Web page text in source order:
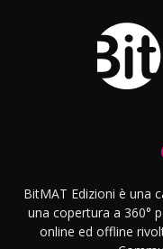
BitMAT Edizioni è una
una copertura a 360°
online ed offline